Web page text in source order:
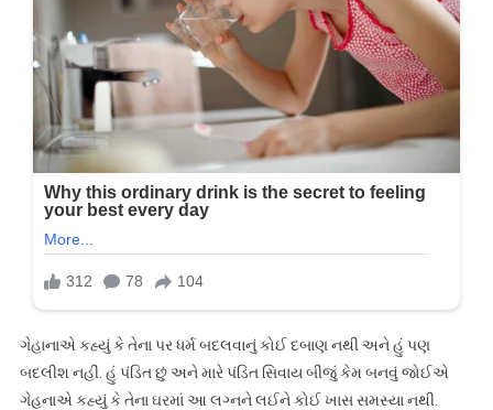
ગેહાનાએ કહ્યું કે તેના પર ધર્મ બદલવાનું કોઈ દબાણ નથી અને હું પણ
બદલીશ નહીં. હું પંડિત છું અને મારે પંડિત સિવાય બીજું કેમ બનવું જોઈએ
ગેહનાએ કહ્યું કે તેના ઘરમાં આ લગ્નને લઈને કોઈ ખાસ સમસ્યા નથી.